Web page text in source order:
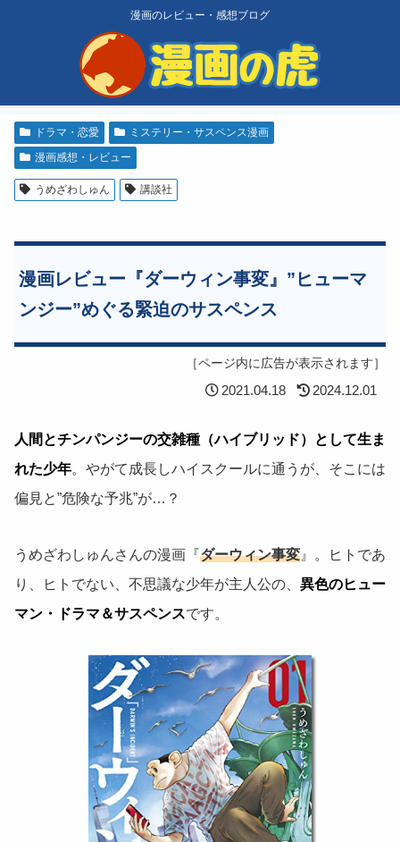
漫画のレビュー・感想ブログ
ドラマ・恋愛
ミステリー・サスペンス漫画
漫画感想・レビュー
うめざわしゅん 講談社
漫画レビュー『ダーウィン事変』”ヒューマ
ンジー”めぐる緊迫のサスペンス
［ページ内に広告が表示されます］
2021.04.18 2024.12.01
人間とチンパンジーの交雑種（ハイブリッド）として生ま
れた少年。やがて成長しハイスクールに通うが、そこには
偏見と”危険な予兆”が…？
うめざわしゅんさんの漫画『ダーウィン事変 』。ヒトであ
り、ヒトでない、不思議な少年が主人公の、 異色のヒュー
マン・ドラマ＆サスペンスです。